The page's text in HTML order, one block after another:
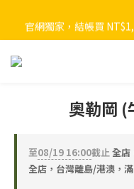
官網獨家，結帳買
官網獨家，結帳買
植物者官網會員獨享回饋
官網獨家，結帳買
奧勒岡
至08/19 16:00截止全店
全店，台灣離島/港澳，